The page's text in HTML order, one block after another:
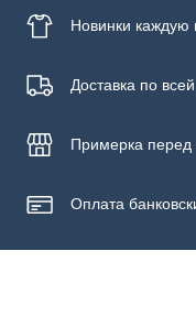
Новинки каждую
Доставка по
Примерка перед
Оплата